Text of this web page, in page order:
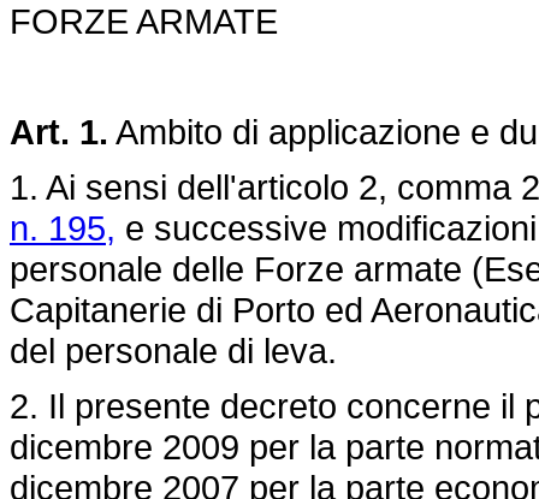
FORZE ARMATE
Art. 1. Ambito di applicazione e
1. Ai sensi dell'articolo 2, comma
n. 195, e successive
personale delle Forze armate
Capitanerie di Porto ed
del personale di leva.
2. Il presente decreto concerne il
dicembre 2009 per la parte
dicembre 2007 per la parte